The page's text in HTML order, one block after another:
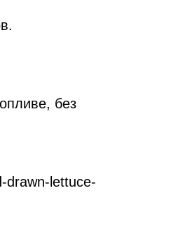
без
drawn-lettuce-